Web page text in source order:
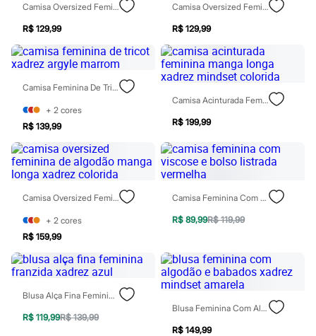
Meias
Pijamas
Sutiãs e Tops
Moda praia
Biquínis
Maiôs
Saídas de praia
Plus size
Blusas e Camisetas
Casacos e Jaquetas
Jeans
Moda esportiva
Vestidos
Masculino
Em alta
Dia dos Pais
Inverno
Novidades
Roupas
Bermudas
Camisas
Calças
Camisa Oversized Feminina Manga Longa Xadrez Azul
R$ 129,99
Camisa Oversized Feminina Manga Longa Xadrez Azul
R$ 129,99
Camisa Feminina De Tricot Xadrez Argyle Marrom
+ 2 cores
R$ 139,99
Camisa Acinturada Feminina Manga Longa Xadrez Mindset Colorida
R$ 199,99
Camisa Oversized Feminina De Algodão Manga Longa Xadrez Colorida
+ 2 cores
R$ 159,99
Camisa Feminina Com Viscose E Bolso Listrada Vermelha
R$ 89,99R$ 119,99
Blusa Alça Fina Feminina Franzida Xadrez Azul
R$ 119,99R$ 139,99
Blusa Feminina Com Algodão E Babados Xadrez Mindset Amarela
R$ 149,99